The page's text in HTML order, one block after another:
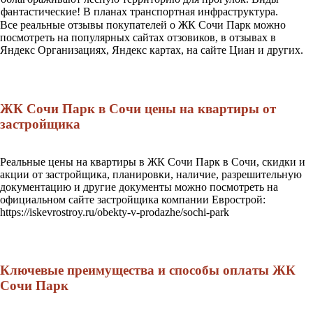
фантастические! В планах транспортная инфраструктура.
Все реальные отзывы покупателей о ЖК Сочи Парк можно
посмотреть на популярных сайтах отзовиков, в отзывах в
Яндекс Организациях, Яндекс картах, на сайте Циан и других.
ЖК Сочи Парк в Сочи цены на квартиры от
застройщика
Реальные цены на квартиры в ЖК Сочи Парк в Сочи, скидки и
акции от застройщика, планировки, наличие, разрешительную
документацию и другие документы можно посмотреть на
официальном сайте застройщика компании Еврострой:
https://iskevrostroy.ru/obekty-v-prodazhe/sochi-park
Ключевые преимущества и способы оплаты ЖК
Сочи Парк